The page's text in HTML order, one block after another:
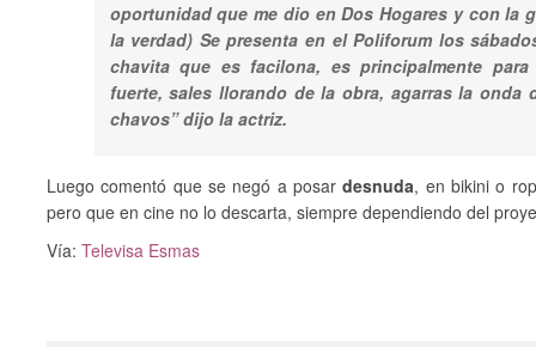
oportunidad que me dio en Dos Hogares y con la
la verdad) Se presenta en el Poliforum los
chavita que es facilona, es principalmente
fuerte, sales llorando de la obra, agarras la onda
chavos” dijo la actriz.
Luego comentó que se negó a posardesnuda, en bikini o
pero que en cine no lo descarta, siempre dependiendo del
Vía:Televisa Esmas